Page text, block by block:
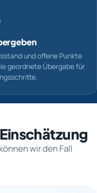
und offene Punkte
geordnete Übergabe für
wir den Fall